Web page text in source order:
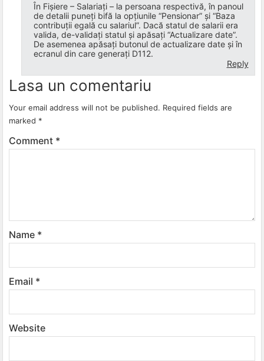
În Fișiere – Salariați – la persoana respectivă, în panoul
de detalii puneți bifă la opțiunile “Pensionar” și “Baza
contribuții egală cu salariul”. Dacă statul de salarii era
valida, de-validați statul și apăsați “Actualizare date”.
De asemenea apăsați butonul de actualizare date și în
ecranul din care generați D112.
Reply
Lasa un comentariu
Your email address will not be published. Required fields are
marked *
Comment *
Name *
Email *
Website